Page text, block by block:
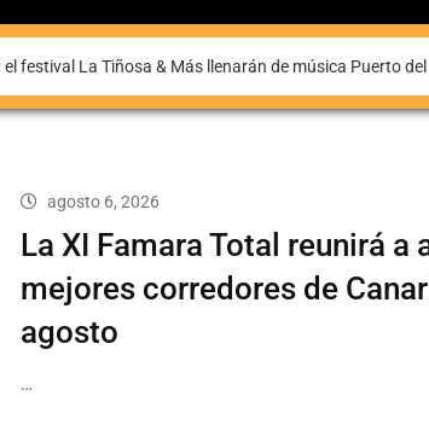
festival La Tiñosa & Más llenarán de música Puerto
agosto 6, 2026
La XI Famara Total reunirá a
mejores corredores de
agosto
…